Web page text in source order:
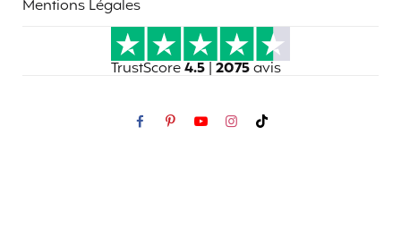
Mentions Légales
TrustScore4.5 | 2075avis